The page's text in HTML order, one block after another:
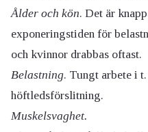
Ålder och kön. Det är
exponeringstiden för
och kvinnor drabbas oftast.
Belastning. Tungt arbete i
höftledsförslitning.
Muskelsvaghet.